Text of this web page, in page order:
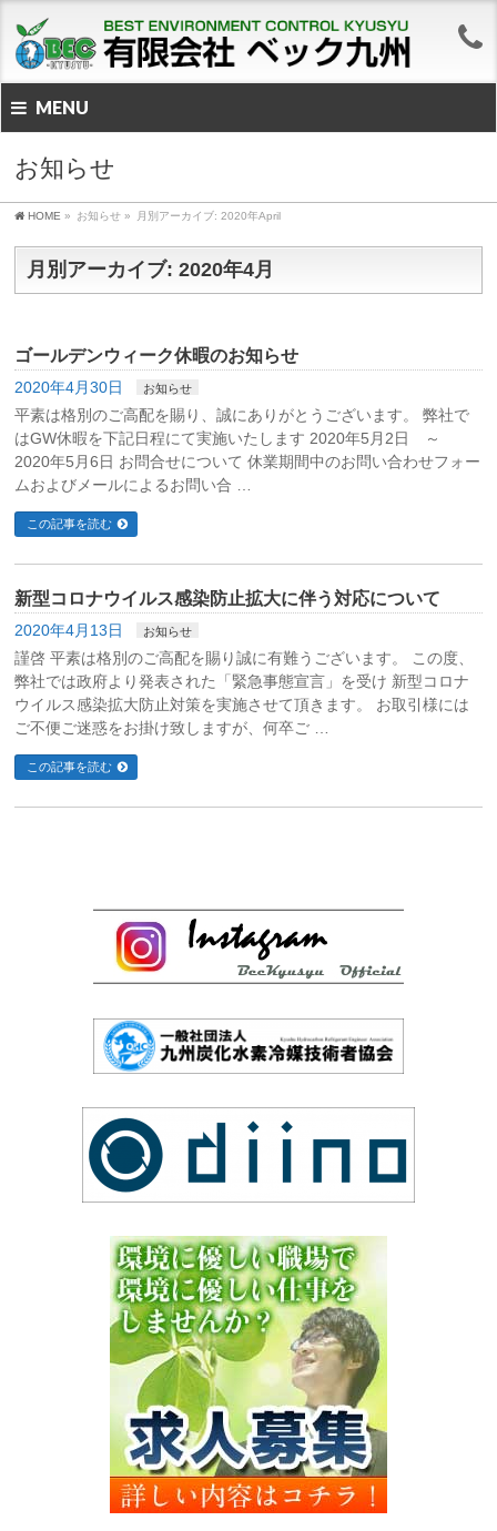
MENU
お知らせ
HOME » お知らせ » 月別アーカイブ: 2020年April
月別アーカイブ: 2020年4月
ゴールデンウィーク休暇のお知らせ
2020年4月30日 お知らせ
平素は格別のご高配を賜り、誠にありがとうございます。 弊社で
はGW休暇を下記日程にて実施いたします 2020年5月2日 ～
2020年5月6日 お問合せについて 休業期間中のお問い合わせフォー
ムおよびメールによるお問い合 …
この記事を読む
新型コロナウイルス感染防止拡大に伴う対応について
2020年4月13日 お知らせ
謹啓 平素は格別のご高配を賜り誠に有難うございます。 この度、
弊社では政府より発表された「緊急事態宣言」を受け 新型コロナ
ウイルス感染拡大防止対策を実施させて頂きます。 お取引様には
ご不便ご迷惑をお掛け致しますが、何卒ご …
この記事を読む